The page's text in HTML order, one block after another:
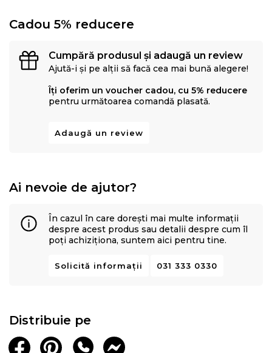
Cadou 5% reducere
Cumpără produsul și adaugă un review
Ajută-i și pe alții să facă cea mai bună alegere!
Îți oferim un voucher cadou, cu 5% reducere
pentru următoarea comandă plasată.
Adaugă un review
Ai nevoie de ajutor?
În cazul în care dorești mai multe informații
despre acest produs sau detalii despre cum îl
poți achiziționa, suntem aici pentru tine.
Solicită informații 031 333 0330
Distribuie pe